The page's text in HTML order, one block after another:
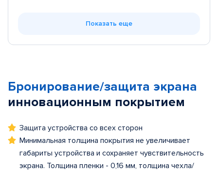
Показать еще
Бронирование/защита экрана
инновационным покрытием
Защита устройства со всех сторон
Минимальная толщина покрытия не увеличивает
габариты устройства и сохраняет чувствительность
экрана. Толщина пленки - 0,16 мм, толщина чехла/